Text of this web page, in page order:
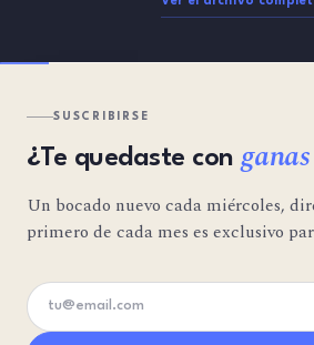
SUSCRIBIRSE
¿Te quedaste con
Un bocado nuevo cada miércoles,
primero de cada mes es exclusivo
Tu email